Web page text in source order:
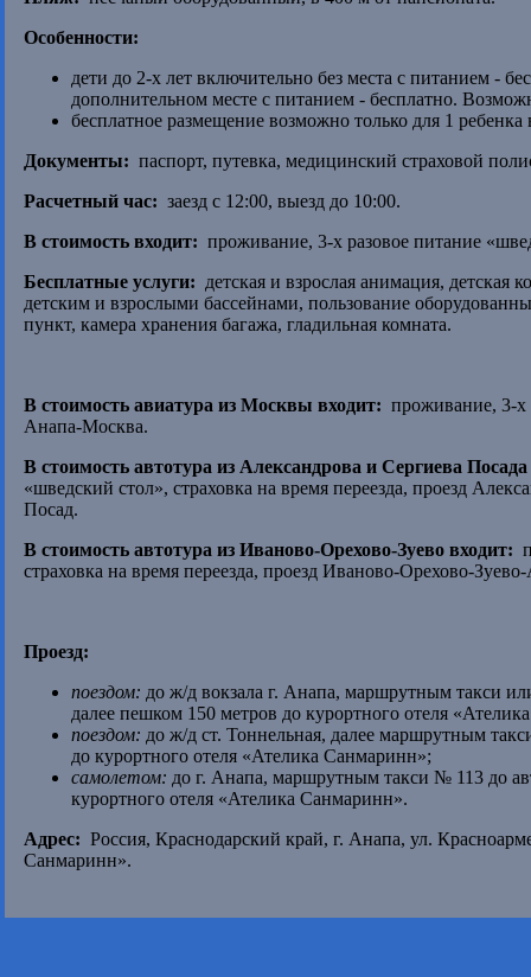
Особенности:
дети до 2-х лет включительно без места с питанием -
дополнительном месте с питанием - бесплатно.
бесплатное размещение возможно только для 1 ребенка
Документы: паспорт, путевка, медицинский страховой
Расчетный час: заезд с 12:00, выезд до 10:00.
В стоимость входит: проживание, 3-х разовое питание
Бесплатные услуги: детская и взрослая анимация,
детским и взрослыми бассейнами, пользование
пункт, камера хранения багажа, гладильная комната.
В стоимость авиатура из Москвы входит: проживание, 3-х
Анапа-Москва.
В стоимость автотура из Александрова и Сергиева
«шведский стол», страховка на время переезда, проезд
Посад.
В стоимость автотура из Иваново-Орехово-Зуево входит:
страховка на время переезда, проезд Иваново-Орехово-
Проезд:
поездом: до ж/д вокзала г. Анапа, маршрутным такси
далее пешком 150 метров до курортного отеля
поездом: до ж/д ст. Тоннельная, далее маршрутным
до курортного отеля «Ателика Санмаринн»;
самолетом: до г. Анапа, маршрутным такси № 113 до
курортного отеля «Ателика Санмаринн».
Адрес: Россия, Краснодарский край, г. Анапа, ул.
Санмаринн».